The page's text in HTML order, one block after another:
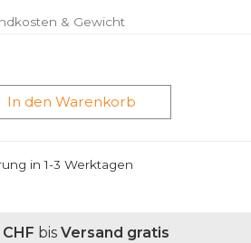
& Gewicht
in 1-3 Werktagen
In den Warenkorb
bis Versand gratis